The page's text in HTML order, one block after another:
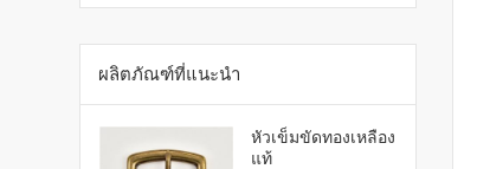
ผลิตภัณฑ์ที่แนะนำ
หัวเข็มขัดทองเหลือง
แท้